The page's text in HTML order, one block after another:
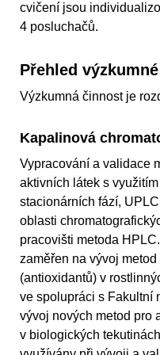
cvičení jsou
4 posluchačů.
Přehled
Výzkumná činnost je
Kapalinová
Vypracování a validace
aktivních látek s
stacionárních fází,
oblasti
pracovišti metoda
zaměřen na vývoj
(antioxidantů) v
ve spolupráci s Fakultní
vývoj nových metod pro
v biologických